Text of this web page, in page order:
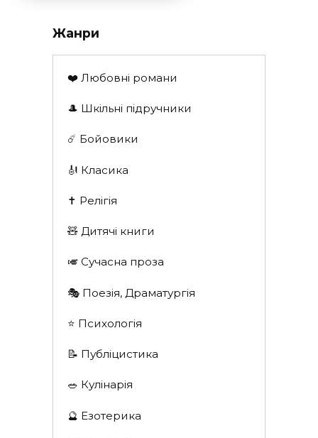
Жанри
❤️ Любовні романи
🎩 Шкільні підручники
☄️ Бойовики
🎻 Класика
✝️ Релігія
🧸 Дитячі книги
🎺 Сучасна проза
🎭 Поезія, Драматургія
⭐️ Психологія
📝 Публіцистика
🥗 Кулінарія
🔮 Езотерика